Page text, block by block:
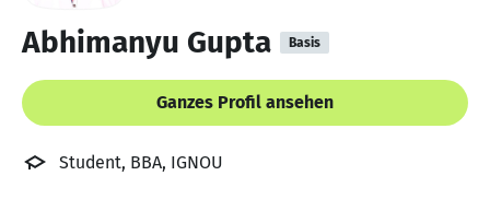
Abhimanyu Gupta Basis
Ganzes Profil ansehen
Student, BBA, IGNOU